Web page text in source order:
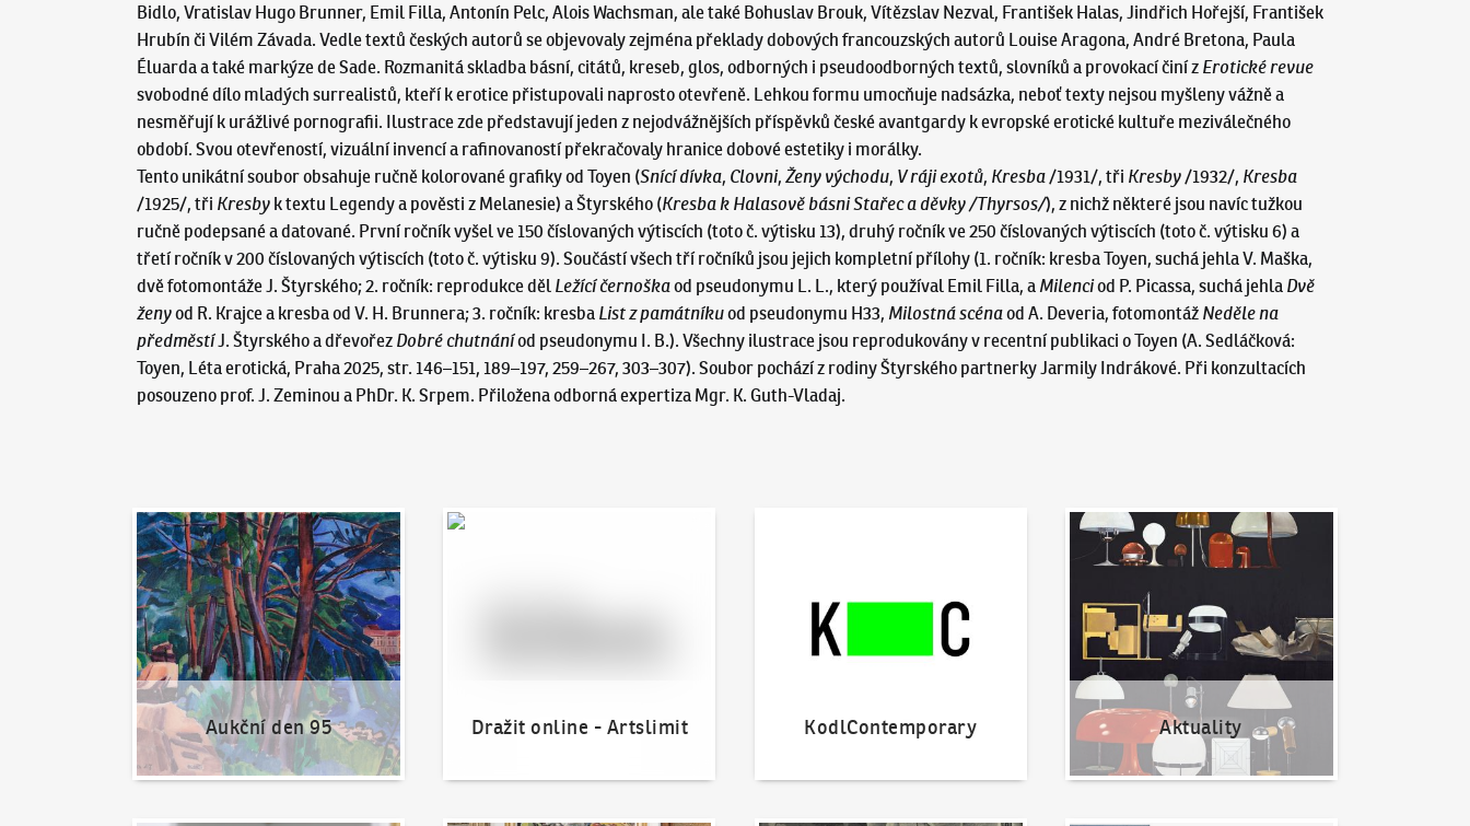
Bidlo, Vratislav Hugo Brunner, Emil Filla, Antonín Pelc, Alois Wachsman, ale také Bohuslav Brouk, Vítězslav Nezval, František Halas, Jindřich Hořejší, František
Hrubín či Vilém Závada. Vedle textů českých autorů se objevovaly zejména překlady dobových francouzských autorů Louise Aragona, André Bretona, Paula
Éluarda a také markýze de Sade. Rozmanitá skladba básní, citátů, kreseb, glos, odborných i pseudoodborných textů, slovníků a provokací činí z Erotické revue
svobodné dílo mladých surrealistů, kteří k erotice přistupovali naprosto otevřeně. Lehkou formu umocňuje nadsázka, neboť texty nejsou myšleny vážně a
nesměřují k urážlivé pornografii. Ilustrace zde představují jeden z nejodvážnějších příspěvků české avantgardy k evropské erotické kultuře meziválečného
období. Svou otevřeností, vizuální invencí a rafinovaností překračovaly hranice dobové estetiky i morálky.
Tento unikátní soubor obsahuje ručně kolorované grafiky od Toyen (Snící dívka, Clovni,Ženy východu, V ráji exotů, Kresba/1931/, tři Kresby/1932/, Kresba
/1925/, tři Kresby k textu Legendy a pověsti z Melanesie) a Štyrského (Kresbak Halasově básni Stařec a děvky /Thyrsos/), z nichž některé jsou navíc tužkou
ručně podepsané a datované. První ročník vyšel ve 150 číslovaných výtiscích (toto č. výtisku 13), druhý ročník ve 250 číslovaných výtiscích (toto č. výtisku 6) a
třetí ročník v 200 číslovaných výtiscích (toto č. výtisku 9). Součástí všech tří ročníků jsou jejich kompletní přílohy (1. ročník: kresba Toyen, suchá jehla V. Maška,
dvě fotomontáže J. Štyrského; 2. ročník: reprodukce děl Ležící černoškaod pseudonymu L. L., který používal Emil Filla, a Milenciod P. Picassa, suchá jehla Dvě
ženyod R. Krajce a kresba od V. H. Brunnera; 3. ročník: kresba List z památníkuod pseudonymu H33, Milostná scénaod A. Deveria, fotomontáž Neděle na
předměstíJ. Štyrského a dřevořez Dobré chutnáníod pseudonymu I. B.). Všechny ilustrace jsou reprodukovány v recentní publikaci o Toyen (A. Sedláčková:
Toyen, Léta erotická, Praha 2025, str. 146–151, 189–197, 259–267, 303–307). Soubor pochází z rodiny Štyrského partnerky Jarmily Indrákové. Při konzultacích
posouzeno prof. J. Zeminou a PhDr. K. Srpem. Přiložena odborná expertiza Mgr. K. Guth-Vladaj.
Aukční den 95
Aukční den 95
Dražit online - Artslimit
Dražit online - Artslimit
KodlContemporary Aktuality
Aktuality